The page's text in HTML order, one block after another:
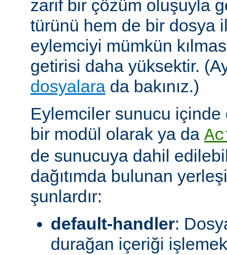
zarif bir çözüm oluşuyla
türünü hem de bir dosya
eylemciyi mümkün
getirisi daha yüksektir.
dosyalara da bakınız.)
Eylemciler sunucu
bir modül olarak ya da
de sunucuya dahil
dağıtımda bulunan
şunlardır:
default-handler:
durağan içeriği